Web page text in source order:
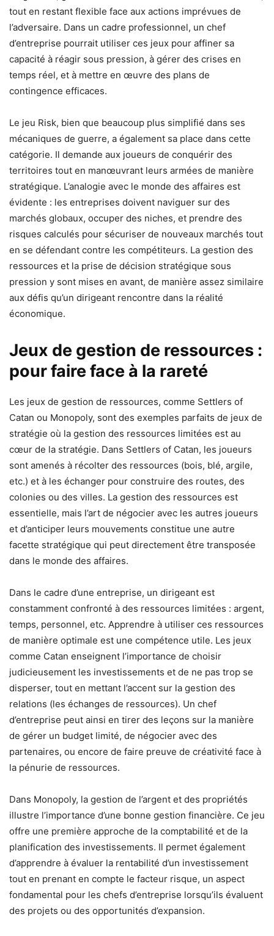
tout en restant flexible face aux actions imprévues de
l’adversaire. Dans un cadre professionnel, un chef
d’entreprise pourrait utiliser ces jeux pour affiner sa
capacité à réagir sous pression, à gérer des crises en
temps réel, et à mettre en œuvre des plans de
contingence efficaces.
Le jeu Risk, bien que beaucoup plus simplifié dans ses
mécaniques de guerre, a également sa place dans cette
catégorie. Il demande aux joueurs de conquérir des
territoires tout en manœuvrant leurs armées de manière
stratégique. L’analogie avec le monde des affaires est
évidente : les entreprises doivent naviguer sur des
marchés globaux, occuper des niches, et prendre des
risques calculés pour sécuriser de nouveaux marchés tout
en se défendant contre les compétiteurs. La gestion des
ressources et la prise de décision stratégique sous
pression y sont mises en avant, de manière assez similaire
aux défis qu’un dirigeant rencontre dans la réalité
économique.
Jeux de gestion de ressources :
pour faire face à la rareté
Les jeux de gestion de ressources, comme Settlers of
Catan ou Monopoly, sont des exemples parfaits de jeux de
stratégie où la gestion des ressources limitées est au
cœur de la stratégie. Dans Settlers of Catan, les joueurs
sont amenés à récolter des ressources (bois, blé, argile,
etc.) et à les échanger pour construire des routes, des
colonies ou des villes. La gestion des ressources est
essentielle, mais l’art de négocier avec les autres joueurs
et d’anticiper leurs mouvements constitue une autre
facette stratégique qui peut directement être transposée
dans le monde des affaires.
Dans le cadre d’une entreprise, un dirigeant est
constamment confronté à des ressources limitées : argent,
temps, personnel, etc. Apprendre à utiliser ces ressources
de manière optimale est une compétence utile. Les jeux
comme Catan enseignent l’importance de choisir
judicieusement les investissements et de ne pas trop se
disperser, tout en mettant l’accent sur la gestion des
relations (les échanges de ressources). Un chef
d’entreprise peut ainsi en tirer des leçons sur la manière
de gérer un budget limité, de négocier avec des
partenaires, ou encore de faire preuve de créativité face à
la pénurie de ressources.
Dans Monopoly, la gestion de l’argent et des propriétés
illustre l’importance d’une bonne gestion financière. Ce jeu
offre une première approche de la comptabilité et de la
planification des investissements. Il permet également
d’apprendre à évaluer la rentabilité d’un investissement
tout en prenant en compte le facteur risque, un aspect
fondamental pour les chefs d’entreprise lorsqu’ils évaluent
des projets ou des opportunités d’expansion.